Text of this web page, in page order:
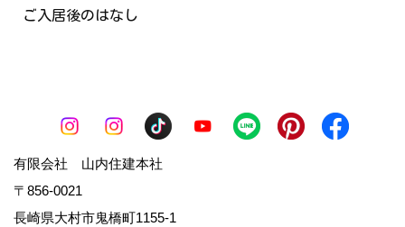
ご入居後のはなし
有限会社 山内住建本社
〒856-0021
長崎県大村市鬼橋町1155-1